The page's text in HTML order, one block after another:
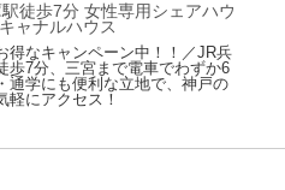
駅徒歩7分 女性専用シェアハウ
ャナルハウス
得なキャンペーン中！！／JR兵
歩7分、三宮まで電車でわずか6
通学にも便利な立地で、神戸の
軽にアクセス！